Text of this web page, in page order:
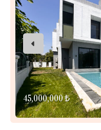
45,000,000 ₺